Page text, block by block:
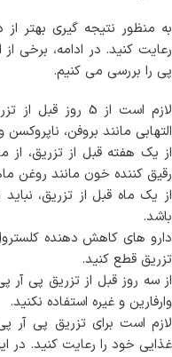
به منظور نتیجه گیری بهتر
رعایت کنید. در ادامه، برخی
پی را بررسی می کنیم.
لازم است از 5
التهابی مانند بروفن،
از یک هفته قبل از تزریق،
رقیق کننده خون مانند روغن
از یک ماه قبل از تزریق،
باشد.
دارو های کاهش دهنده کلسترول
تزریق قطع کنید.
از سه روز قبل از تزریق پی آر
وارفارین و غیره استفاده نکنید.
لازم است برای تزریق پی آر
غذایی خود را رعایت کنید. در